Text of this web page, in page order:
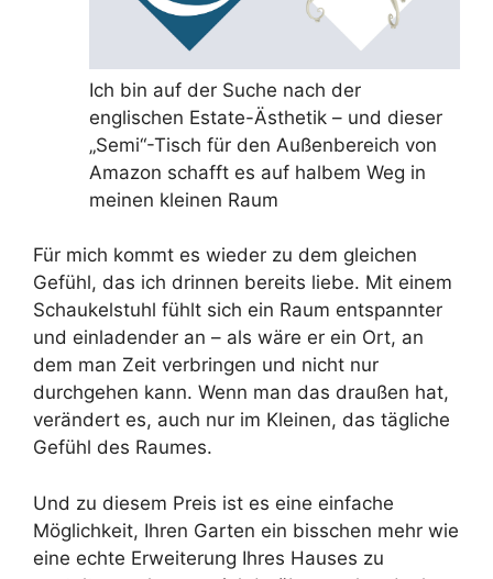
Ich bin auf der Suche nach der
englischen Estate-Ästhetik – und dieser
„Semi“-Tisch für den Außenbereich von
Amazon schafft es auf halbem Weg in
meinen kleinen Raum
Für mich kommt es wieder zu dem gleichen
Gefühl, das ich drinnen bereits liebe. Mit einem
Schaukelstuhl fühlt sich ein Raum entspannter
und einladender an – als wäre er ein Ort, an
dem man Zeit verbringen und nicht nur
durchgehen kann. Wenn man das draußen hat,
verändert es, auch nur im Kleinen, das tägliche
Gefühl des Raumes.
Und zu diesem Preis ist es eine einfache
Möglichkeit, Ihren Garten ein bisschen mehr wie
eine echte Erweiterung Ihres Hauses zu